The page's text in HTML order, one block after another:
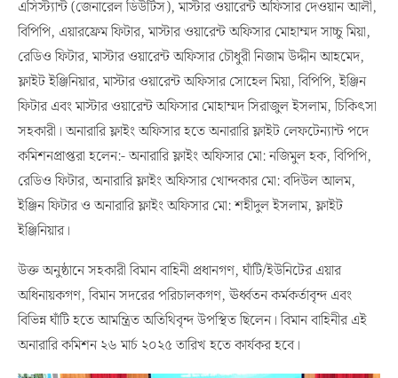
বিপিপি, এয়ারফ্রেম ফিটার, মাস্টার ওয়ারেন্ট অফিসার মোহাম্মদ সাচ্চু মিয়া,
রেডিও ফিটার, মাস্টার ওয়ারেন্ট অফিসার চৌধুরী নিজাম উদ্দীন আহমেদ,
ফ্লাইট ইঞ্জিনিয়ার, মাস্টার ওয়ারেন্ট অফিসার সোহেল মিয়া, বিপিপি, ইঞ্জিন
ফিটার এবং মাস্টার ওয়ারেন্ট অফিসার মোহাম্মদ সিরাজুল ইসলাম, চিকিৎসা
সহকারী। অনারারি ফ্লাইং অফিসার হতে অনারারি ফ্লাইট লেফটেন্যান্ট পদে
কমিশনপ্রাপ্তরা হলেন:- অনারারি ফ্লাইং অফিসার মো: নজিমুল হক, বিপিপি,
রেডিও ফিটার, অনারারি ফ্লাইং অফিসার খোন্দকার মো: বদিউল আলম,
ইঞ্জিন ফিটার ও অনারারি ফ্লাইং অফিসার মো: শহীদুল ইসলাম, ফ্লাইট
ইঞ্জিনিয়ার।
উক্ত অনুষ্ঠানে সহকারী বিমান বাহিনী প্রধানগণ, ঘাঁটি/ইউনিটের এয়ার
অধিনায়কগণ, বিমান সদরের পরিচালকগণ, ঊর্ধ্বতন কর্মকর্তাবৃন্দ এবং
বিভিন্ন ঘাঁটি হতে আমন্ত্রিত অতিথিবৃন্দ উপস্থিত ছিলেন। বিমান বাহিনীর এই
অনারারি কমিশন ২৬ মার্চ ২০২৫ তারিখ হতে কার্যকর হবে।